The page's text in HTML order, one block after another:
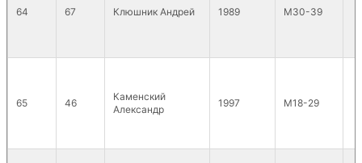
64 67 Клюшник Андрей 1989 М30-39
65 46
Каменский
Александр
1997 М18-29